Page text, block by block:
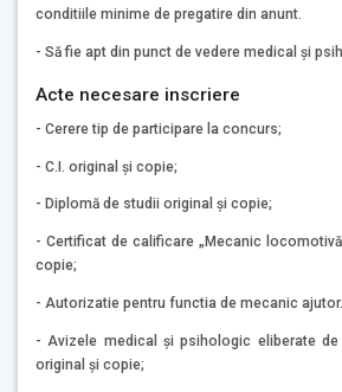
conditiile minime de pregatire din anunt.
- Să fie apt din punct de vedere medical și
Acte necesare inscriere
- Cerere tip de participare la concurs;
- C.I. original şi copie;
- Diplomă de studii original şi copie;
- Certificat de calificare „Mecanic
copie;
- Autorizatie pentru functia de mecanic ajutor.
- Avizele medical și psihologic eliberate de
original și copie;